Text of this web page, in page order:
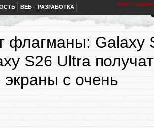
ВЕБ – РАЗРАБОТКА Select
флагманы: Galaxy
S26 Ultra получат
с очень